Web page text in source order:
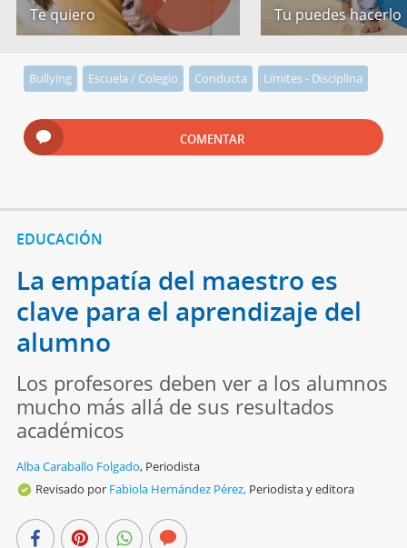
Te quiero Tu puedes hacerlo
Bullying Escuela / Colegio Conducta Límites - Disciplina
COMENTAR
EDUCACIÓN
La empatía del maestro es
clave para el aprendizaje del
alumno
Los profesores deben ver a los alumnos
mucho más allá de sus resultados
académicos
Alba Caraballo Folgado, Periodista
Revisado por Fabiola Hernández Pérez, Periodista y editora